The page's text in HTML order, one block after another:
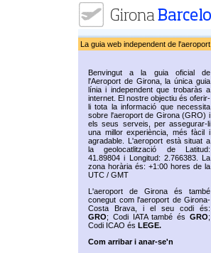
La guia web independent de l'aeroport
Benvingut a la guia oficial de
l'Aeroport de Girona, la única guia
línia i independent que trobaràs a
internet. El nostre objectiu és oferir-
li tota la informació que necessita
sobre l'aeroport de Girona (GRO) i
els seus serveis, per assegurar-li
una millor experiència, més fàcil i
agradable. L'aeroport està situat a
la geolocatlització de Latitud:
41.89804 i Longitud: 2.766383. La
zona horària és: +1:00 hores de la
UTC / GMT
L'aeroport de Girona és també
conegut com l'aeroport de Girona-
Costa Brava, i el seu codi és:
GRO; Codi IATA també és GRO;
Codi ICAO és LEGE.
Com arribar i anar-se'n